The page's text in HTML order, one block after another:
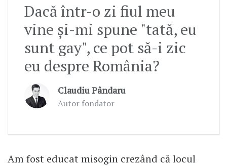
Dacă într-o zi fiul meu
vine și-mi spune "tată, eu
sunt gay", ce pot să-i zic
eu despre România?
Claudiu Pândaru
Autor fondator
Am fost educat misogin crezând că locul